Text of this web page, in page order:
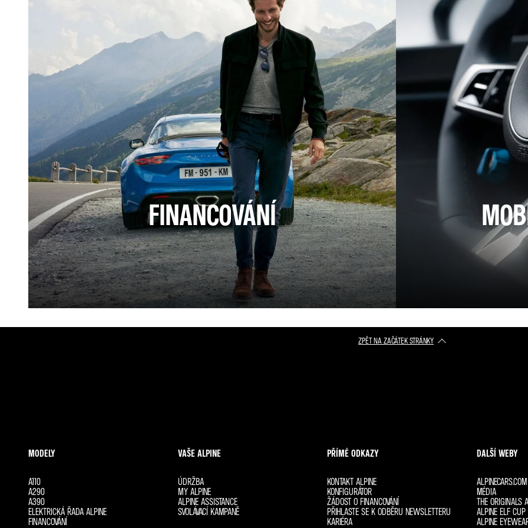
FINANCOVÁNÍ
ZPĚT NA ZAČÁTEK STRÁNKY
MODELY
A110
A290
A390
ELEKTRICKÁ ŘADA ALPINE
FINANCOVÁNÍ
VAŠE ALPINE
ÚDRŽBA
MY ALPINE
ALPINE ASSISTANCE
SVOLÁVACÍ KAMPANĚ
PŘÍMÉ ODKAZY
KONTAKT ALPINE
KONFIGURÁTOR
ŽÁDOST O FINANCOVÁNÍ
PŘIHLASTE SE K ODBĚRU NEWSLETTERU
KARIÉRA
DALŠÍ WEBY
ALPINECARS.COM
MÉDIA
THE ORIGINALS
ALPINE ELF CUP
ALPINE